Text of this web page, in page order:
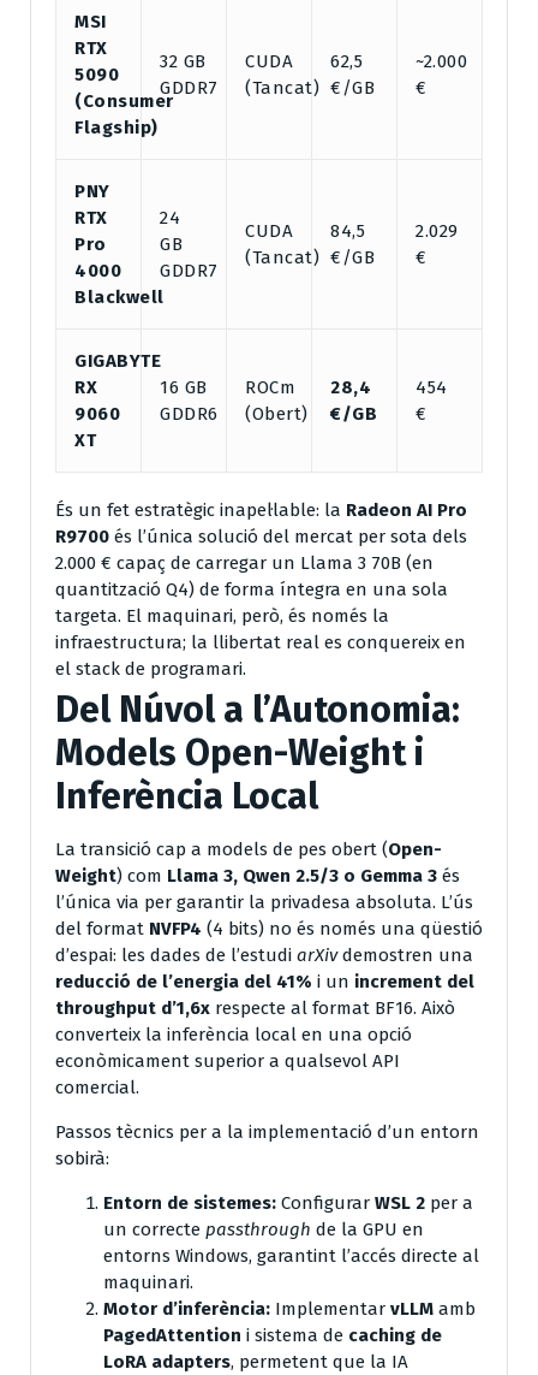
MSI
RTX
5090
(Consumer
Flagship)
32 GB
GDDR7
CUDA
(Tancat)
62,5
€/GB
~2.000
€
PNY
RTX
Pro
4000
Blackwell
24
GB
GDDR7
CUDA
(Tancat)
84,5
€/GB
2.029
€
GIGABYTE
RX
9060
XT
16 GB
GDDR6
ROCm
(Obert)
28,4
€/GB
454
€
És un fet estratègic inapel·lable: la Radeon AI Pro
R9700 és l’única solució del mercat per sota dels
2.000 € capaç de carregar un Llama 3 70B (en
quantització Q4) de forma íntegra en una sola
targeta. El maquinari, però, és només la
infraestructura; la llibertat real es conquereix en
el stack de programari.
Del Núvol a l’Autonomia:
Models Open-Weight i
Inferència Local
La transició cap a models de pes obert (Open-
Weight) com Llama 3, Qwen 2.5/3 o Gemma 3 és
l’única via per garantir la privadesa absoluta. L’ús
del format NVFP4 (4 bits) no és només una qüestió
d’espai: les dades de l’estudi arXivdemostren una
reducció de l’energia del 41% i un increment del
throughput d’1,6x respecte al format BF16. Això
converteix la inferència local en una opció
econòmicament superior a qualsevol API
comercial.
Passos tècnics per a la implementació d’un entorn
sobirà:
Entorn de sistemes: Configurar WSL 2 per a
un correcte passthrough de la GPU en
entorns Windows, garantint l’accés directe al
maquinari.
Motor d’inferència: Implementar vLLM amb
PagedAttention i sistema de caching de
LoRA adapters, permetent que la IA